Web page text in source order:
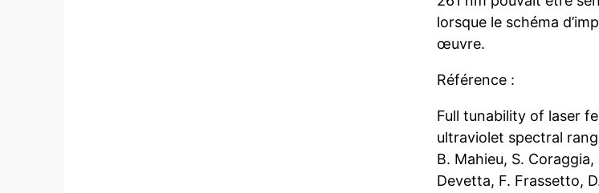
lorsque le schéma
œuvre.
Référence :
Full tunability of laser
ultraviolet spectral
B. Mahieu, S.
Devetta, F. Frassetto,